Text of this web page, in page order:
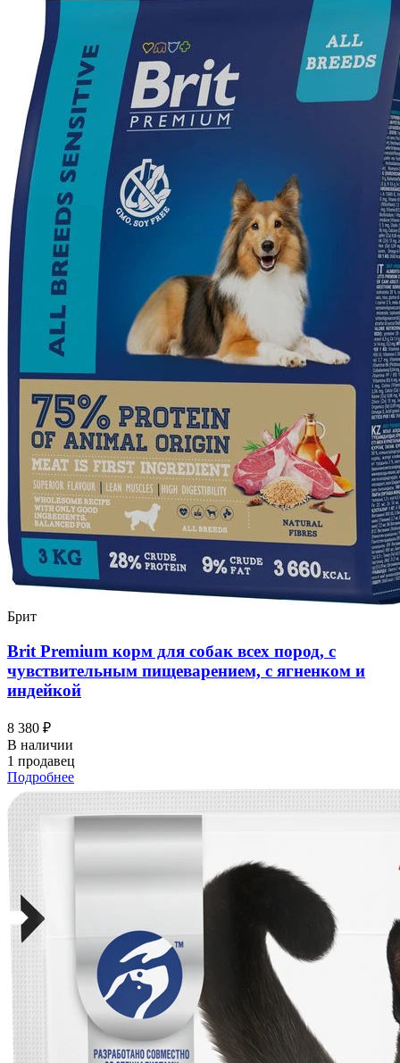
Брит
Brit Premium корм для собак всех пород, с
чувствительным пищеварением, с ягненком и
индейкой
8 380 ₽
В наличии
1 продавец
Подробнее